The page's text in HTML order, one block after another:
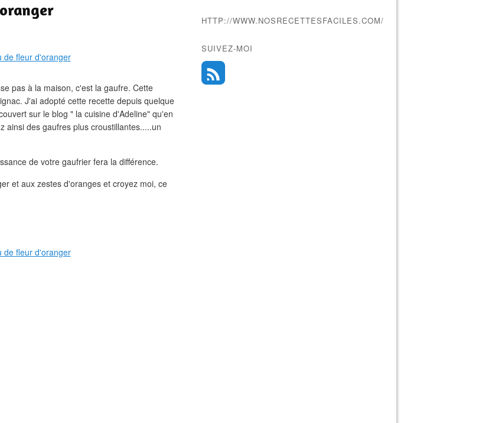
pas à la maison, c'est la gaufre. Cette
J'ai adopté cette recette depuis quelque
sur le blog " la cuisine d'Adeline" qu'en
ainsi des gaufres plus croustillantes.....un
de votre gaufrier fera la différence.
et aux zestes d'oranges et croyez moi, ce
HTTP://WWW.NOSRECETTESFACILES.COM/
SUIVEZ-MOI